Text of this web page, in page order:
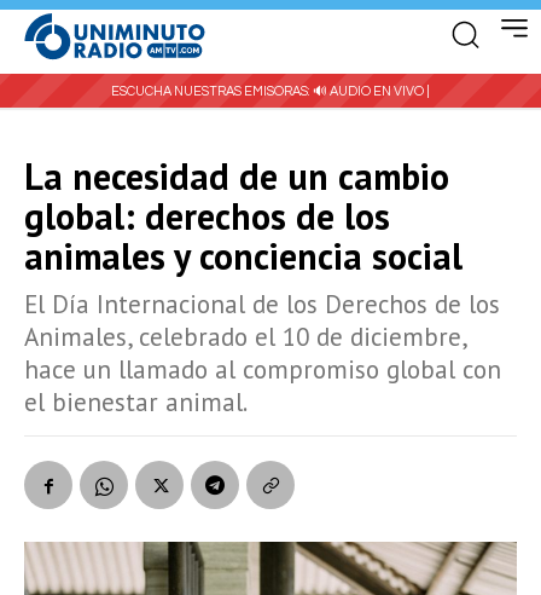
ESCUCHA NUESTRAS EMISORAS: 🔊 AUDIO EN VIVO |
La necesidad de un cambio
global: derechos de los
animales y conciencia social
El Día Internacional de los Derechos de los
Animales, celebrado el 10 de diciembre,
hace un llamado al compromiso global con
el bienestar animal.